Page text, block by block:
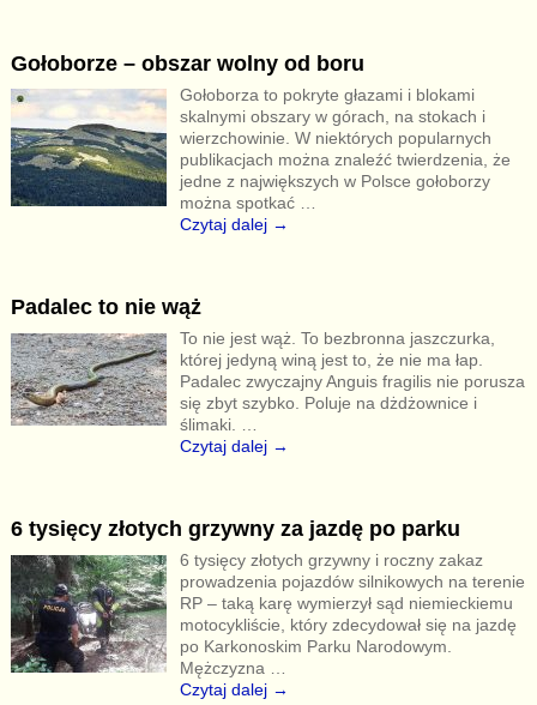
Gołoborze – obszar wolny od boru
Gołoborza to pokryte głazami i blokami
skalnymi obszary w górach, na stokach i
wierzchowinie. W niektórych popularnych
publikacjach można znaleźć twierdzenia, że
jedne z największych w Polsce gołoborzy
można spotkać
Czytaj dalej →
Padalec to nie wąż
To nie jest wąż. To bezbronna jaszczurka,
której jedyną winą jest to, że nie ma łap.
Padalec zwyczajny Anguis fragilis nie porusza
się zbyt szybko. Poluje na dżdżownice i
ślimaki.
Czytaj dalej →
6 tysięcy złotych grzywny za jazdę po parku
6 tysięcy złotych grzywny i roczny zakaz
prowadzenia pojazdów silnikowych na terenie
RP – taką karę wymierzył sąd niemieckiemu
motocykliście, który zdecydował się na jazdę
po Karkonoskim Parku Narodowym.
Mężczyzna …
Czytaj dalej →